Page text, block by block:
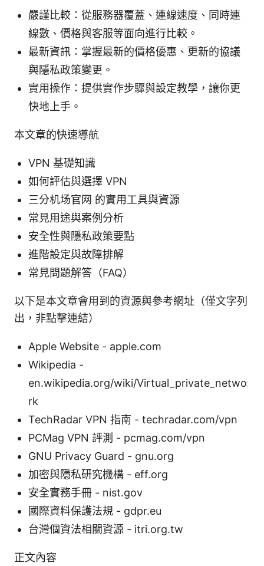
嚴謹比較：從服務器覆蓋、連線速度、同時連
線數、價格與客服等面向進行比較。
最新資訊：掌握最新的價格優惠、更新的協議
與隱私政策變更。
實用操作：提供實作步驟與設定教學，讓你更
快地上手。
本文章的快速導航
VPN 基礎知識
如何評估與選擇 VPN
三分机场官网 的實用工具與資源
常見用途與案例分析
安全性與隱私政策要點
進階設定與故障排解
常見問題解答（FAQ）
以下是本文章會用到的資源與參考網址（僅文字列
出，非點擊連結）
Apple Website - apple.com
Wikipedia -
en.wikipedia.org/wiki/Virtual_private_netwo
rk
TechRadar VPN 指南 - techradar.com/vpn
PCMag VPN 評測 - pcmag.com/vpn
GNU Privacy Guard - gnu.org
加密與隱私研究機構 - eff.org
安全實務手冊 - nist.gov
國際資料保護法規 - gdpr.eu
台灣個資法相關資源 - itri.org.tw
正文內容